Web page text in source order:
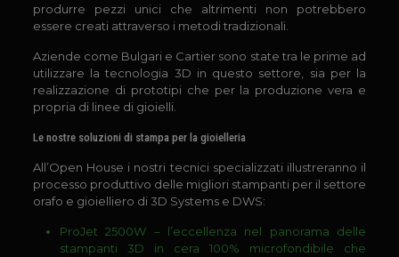
produrre pezzi unici che altrimenti non potrebbero
essere creati attraverso i metodi tradizionali.
Aziende come Bulgari e Cartier sono state tra le prime ad
utilizzare la tecnologia 3D in questo settore, sia per la
realizzazione di prototipi che per la produzione vera e
propria di linee di gioielli.
Le nostre soluzioni di stampa per la gioielleria
All’Open House i nostri tecnici specializzati illustreranno il
processo produttivo delle migliori stampanti per il settore
orafo e gioielliero di 3D Systems e DWS:
ProJet 2500W – l’eccellenza nel panorama delle
stampanti 3D in cera 100% microfondibile che